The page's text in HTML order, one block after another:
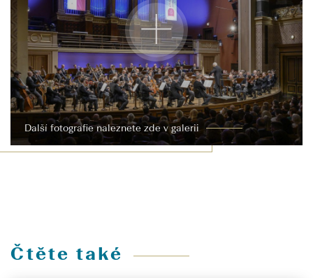
Další fotografie naleznete zde v galerii
Čtěte také